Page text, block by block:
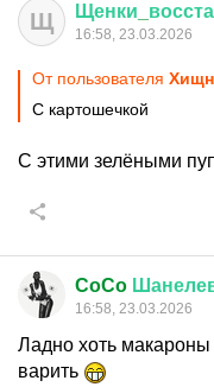
Щ Щенки
16:58, 23.03.2026
От пользователя
С картошечкой
С этими зелёными
CoCo
16:58, 23.03.2026
Ладно хоть макароны
варить